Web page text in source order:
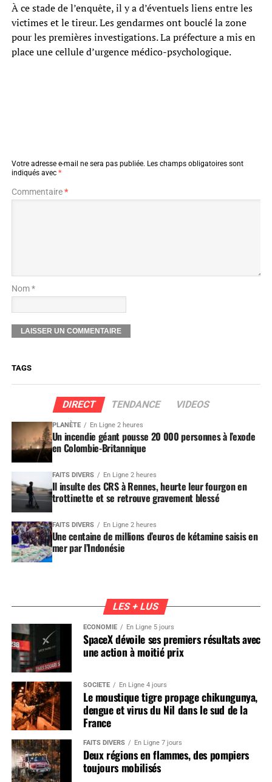
À ce stade de l’enquête, il y a d’éventuels liens entre les
victimes et le tireur. Les gendarmes ont bouclé la zone
pour les premières investigations. La préfecture a mis en
place une cellule d’urgence médico-psychologique.
Votre adresse e-mail ne sera pas publiée. Les champs obligatoires sont
indiqués avec *
Commentaire*
Nom *
TAGS
DIRECT TENDANCE VIDEOS
PLANÈTE En Ligne 2 heures
Un incendie géant pousse 20 000 personnes à l’exode
en Colombie-Britannique
FAITS DIVERS En Ligne 2 heures
Il insulte des CRS à Rennes, heurte leur fourgon en
trottinette et se retrouve gravement blessé
FAITS DIVERS En Ligne 2 heures
Une centaine de millions d’euros de kétamine saisis en
mer par l’Indonésie
LES + LUS
ÉCONOMIE En Ligne 5 jours
SpaceX dévoile ses premiers résultats avec
une action à moitié prix
SOCIÉTÉ En Ligne 4 jours
Le moustique tigre propage chikungunya,
dengue et virus du Nil dans le sud de la
France
FAITS DIVERS En Ligne 7 jours
Deux régions en flammes, des pompiers
toujours mobilisés